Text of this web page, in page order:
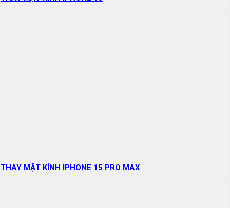
THAY MẶT KÍNH IPHONE 15 PRO MAX